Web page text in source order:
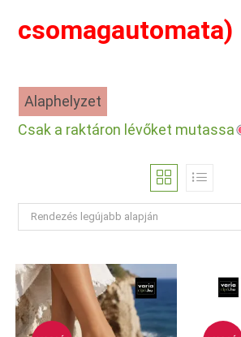
csomagautomata)
Alaphelyzet
Csak a raktáron lévőket mutassa
Rendezés legújabb alapján